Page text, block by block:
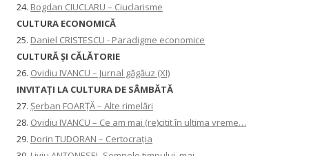
24. Bogdan CIUCLARU – Ciuclarisme
CULTURA ECONOMICĂ
25. Daniel CRISTESCU - Paradigme economice
CULTURĂ ȘI CĂLĂTORIE
26. Ovidiu IVANCU – Jurnal găgăuz (XI)
INVITAŢI LA CULTURA DE SÂMBĂTĂ
27. Șerban FOARȚĂ – Alte rimelări
28. Ovidiu IVANCU – Ce am mai (re)citit în ultima vreme…
29. Dorin TUDORAN – Certocrația